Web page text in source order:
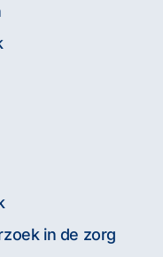
in de zorg